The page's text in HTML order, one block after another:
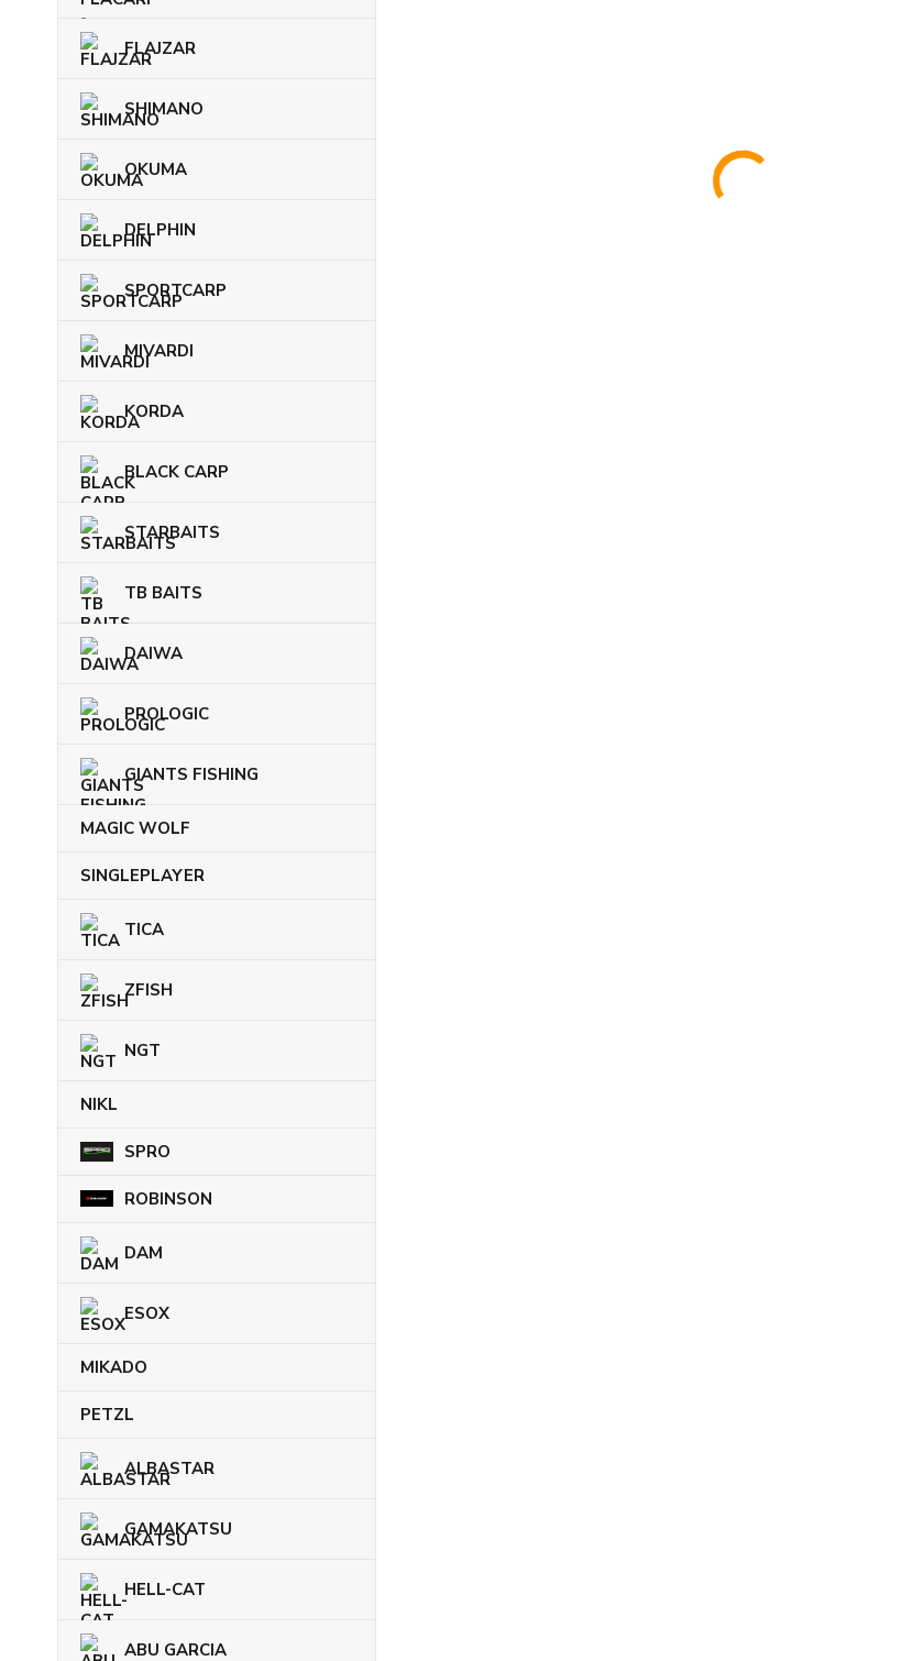
FLAJZAR
SHIMANO
OKUMA
DELPHIN
SPORTCARP
MIVARDI
KORDA
BLACK CARP
STARBAITS
TB BAITS
DAIWA
PROLOGIC
GIANTS FISHING
MAGIC WOLF
SINGLEPLAYER
TICA
ZFISH
NGT
NIKL
SPRO
ROBINSON
DAM
ESOX
MIKADO
PETZL
ALBASTAR
GAMAKATSU
HELL-CAT
ABU GARCIA